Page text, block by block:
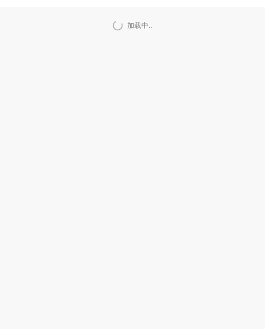
加载中..